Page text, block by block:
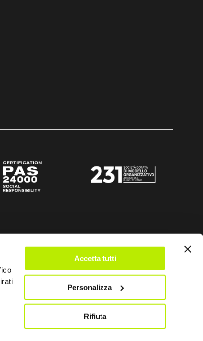
Accetta tutti
Personalizza
Rifiuta